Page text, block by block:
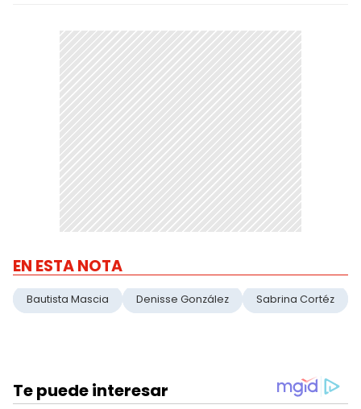
EN ESTA NOTA
Bautista Mascia Denisse González Sabrina Cortéz